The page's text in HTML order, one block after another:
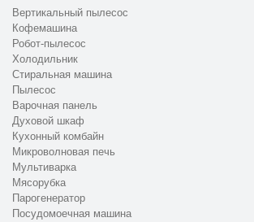
Вертикальный пылесос
Кофемашина
Робот-пылесос
Холодильник
Стиральная машина
Пылесос
Варочная панель
Духовой шкаф
Кухонный комбайн
Микроволновая печь
Мультиварка
Мясорубка
Парогенератор
Посудомоечная машина